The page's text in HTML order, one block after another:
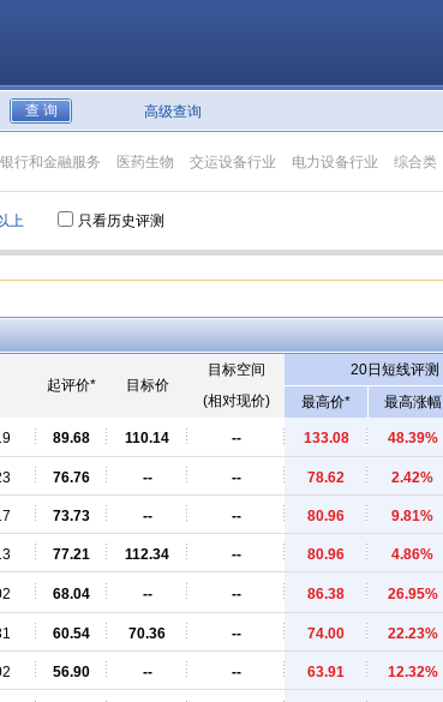
高级查询
银行和金融服务 医药生物 交运设备行业 电力设备行业 综合类
上 只看历史评测
起评价* 目标价
目标空间
(相对现价)
20日短线评测
最高价*
最高涨幅
89.68 110.14 -- 133.08 48.39%
76.76 -- -- 78.62 2.42%
73.73 -- -- 80.96 9.81%
77.21 112.34 -- 80.96 4.86%
68.04 -- -- 86.38 26.95%
60.54 70.36 -- 74.00 22.23%
56.90 -- -- 63.91 12.32%